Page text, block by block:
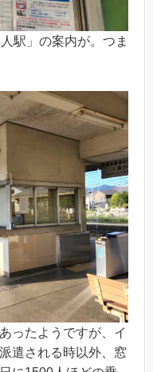
駅」の案内が。つま
ったようですが、イ
遣される時以外、窓